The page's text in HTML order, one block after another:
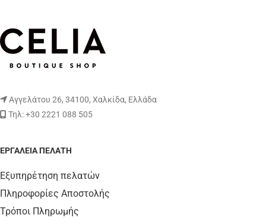
Αγγελάτου 26, 34100, Χαλκίδα, Ελλάδα
Τηλ: +30 2221 088 505
ΕΡΓΑΛΕΊΑ ΠΕΛΆΤΗ
Εξυπηρέτηση πελατών
Πληροφορίες Αποστολής
Τρόποι Πληρωμής